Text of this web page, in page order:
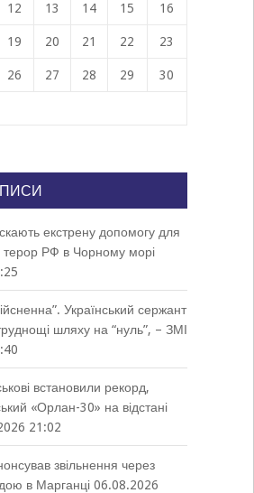
12 13 14 15 16
19 20 21 22 23
26 27 28 29 30
екстрену допомогу для
терор РФ в Чорному морі
Український сержант
шляху на “нуль”, – ЗМІ
встановили рекорд,
«Орлан-30» на відстані
21:02
звільнення через
в Марганці 06.08.2026